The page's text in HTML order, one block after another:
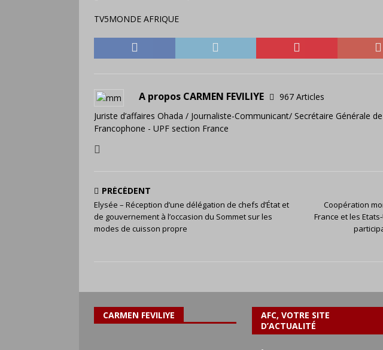
TV5MONDE AFRIQUE
A propos CARMEN FEVILIYE
967 Articles
Juriste d’affaires Ohada / Journaliste-Communicant/ Secrétaire Générale
Francophone - UPF section France
PRÉCÉDENT
Elysée – Réception d’une délégation de chefs d’État et
de gouvernement à l’occasion du Sommet sur les
modes de cuisson propre
Coopération
France et les
CARMEN FEVILIYE
AFC, VOTRE SITE
D’ACTUALITÉ